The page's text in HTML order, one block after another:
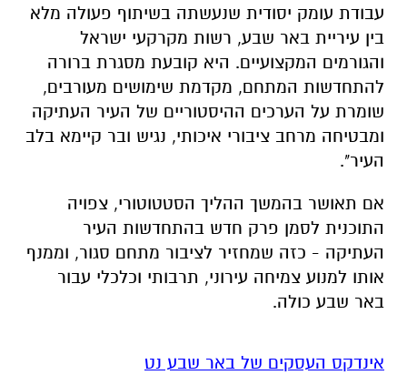
עבודת עומק יסודית שנעשתה בשיתוף פעולה מלא
בין עיריית באר שבע, רשות מקרקעי ישראל
והגורמים המקצועיים. היא קובעת מסגרת ברורה
להתחדשות המתחם, מקדמת שימושים מעורבים,
שומרת על הערכים ההיסטוריים של העיר העתיקה
ומבטיחה מרחב ציבורי איכותי, נגיש ובר קיימא בלב
העיר".
אם תאושר בהמשך ההליך הסטטוטורי, צפויה
התוכנית לסמן פרק חדש בהתחדשות העיר
העתיקה - כזה שמחזיר לציבור מתחם סגור, וממנף
אותו למנוע צמיחה עירוני, תרבותי וכלכלי עבור
באר שבע כולה.
אינדקס העסקים של באר שבע נט